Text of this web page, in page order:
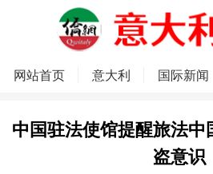
网站首页 意大利 国际新闻
中国驻法使馆提醒旅法中
盗意识